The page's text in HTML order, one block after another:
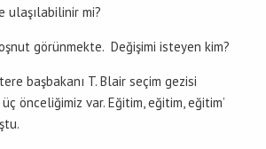
ulaşılabilinir mi?
görünmekte. Değişimi isteyen kim?
başbakanı T. Blair seçim gezisi
üç önceliğimiz var. Eğitim, eğitim, eğitim’